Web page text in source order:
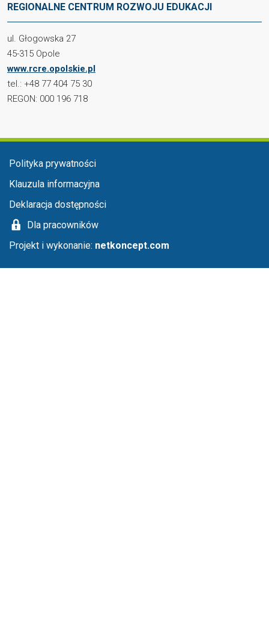
REGIONALNE CENTRUM ROZWOJU EDUKACJI
ul. Głogowska 27
45-315 Opole
www.rcre.opolskie.pl
tel.: +48 77 404 75 30
REGON: 000 196 718
Menu stopka
Polityka prywatności
Klauzula informacyjna
Deklaracja dostępności
Dla pracowników
Projekt i wykonanie: netkoncept.com